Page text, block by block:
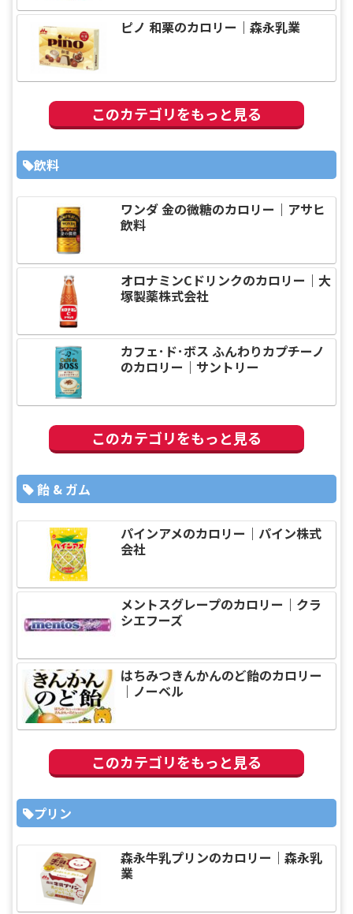
ピノ 和栗のカロリー｜森永乳業
このカテゴリをもっと見る
飲料
ワンダ 金の微糖のカロリー｜アサヒ
飲料
オロナミンCドリンクのカロリー｜大
塚製薬株式会社
カフェ･ド･ボス ふんわりカプチーノ
のカロリー｜サントリー
このカテゴリをもっと見る
飴 & ガム
パインアメのカロリー｜パイン株式
会社
メントスグレープのカロリー｜クラ
シエフーズ
はちみつきんかんのど飴のカロリー
｜ノーベル
このカテゴリをもっと見る
プリン
森永牛乳プリンのカロリー｜森永乳
業